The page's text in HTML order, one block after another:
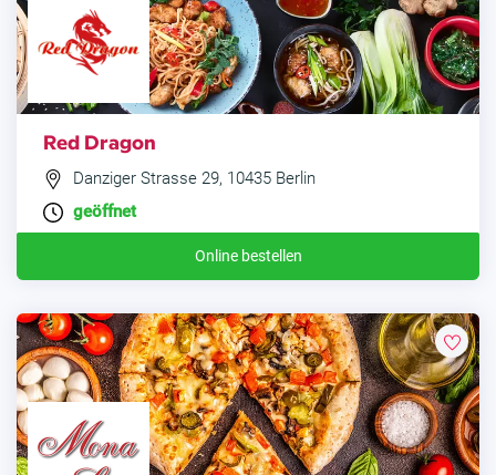
Red Dragon
Danziger Strasse 29, 10435 Berlin
geöffnet
Online bestellen